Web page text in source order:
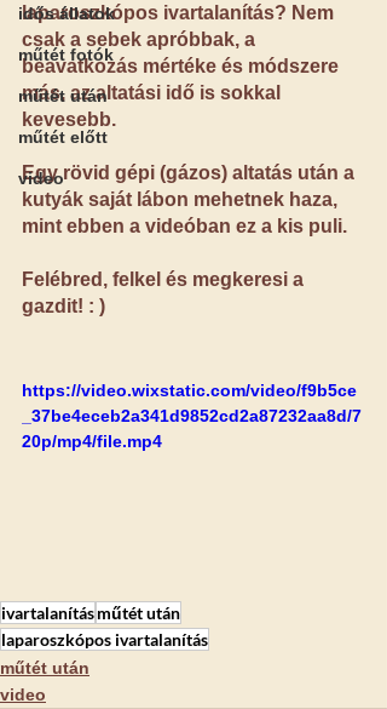
idős állatok
műtét fotók
műtét után
műtét előtt
video
laparoszkópos ivartalanítás? Nem
csak a sebek apróbbak, a
beavatkozás mértéke és módszere
más, az altatási idő is sokkal
kevesebb.
Egy rövid gépi (gázos) altatás után a
kutyák saját lábon mehetnek haza,
mint ebben a videóban ez a kis puli.
Felébred, felkel és megkeresi a
gazdit! : )
https://video.wixstatic.com/video/f9b5ce
_37be4eceb2a341d9852cd2a87232aa8d/7
20p/mp4/file.mp4
ivartalanításműtét után
laparoszkópos ivartalanítás
műtét után
video